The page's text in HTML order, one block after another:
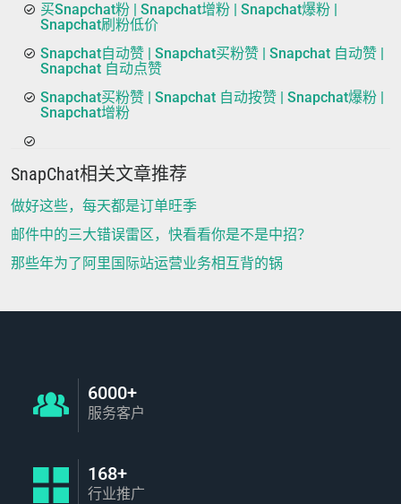
买Snapchat粉 | Snapchat增粉 | Snapchat爆粉 |
Snapchat刷粉低价
Snapchat自动赞 | Snapchat买粉赞 | Snapchat 自动赞 |
Snapchat 自动点赞
Snapchat买粉赞 | Snapchat 自动按赞 | Snapchat爆粉 |
Snapchat增粉
SnapChat相关文章推荐
做好这些，每天都是订单旺季
邮件中的三大错误雷区，快看看你是不是中招？
那些年为了阿里国际站运营业务相互背的锅
6000+
服务客户
168+
行业推广